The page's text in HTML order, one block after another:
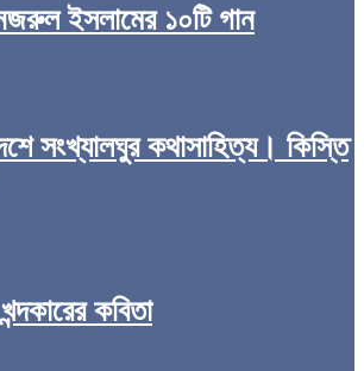
ইসলামের ১০টি গান
সংখ্যালঘুর কথাসাহিত্য। কিস্তি
কবিতা